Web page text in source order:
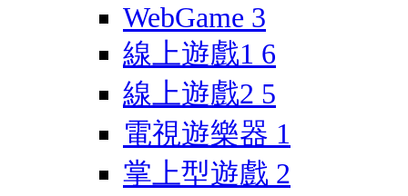
WebGame 3
線上遊戲1 6
線上遊戲2 5
電視遊樂器 1
掌上型遊戲 2